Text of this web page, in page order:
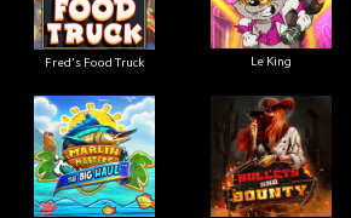
Fred's Food Truck Le King